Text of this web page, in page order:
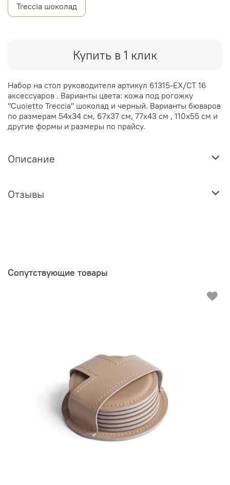
Купить в 1 клик
Treccia шоколад
Набор на стол руководителя артикул 61315-EX/CT 16
аксессуаров . Варианты цвета: кожа под рогожку
"Cuoietto Treccia" шоколад и черный. Варианты бюваров
по размерам 54х34 см, 67х37 см, 77х43 см , 110х55 см и
другие формы и размеры по прайсу.
Описание
Отзывы
Сопутствующие товары